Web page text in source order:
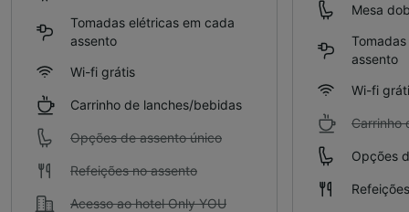
Tomadas elétricas em cada
assento
Wi-fi grátis
Carrinho de lanches/bebidas
Opções de assento único
Refeições no assento
Acesso ao hotel Only YOU
Mesa
assento
Wi-fi
Carrinho
Opções